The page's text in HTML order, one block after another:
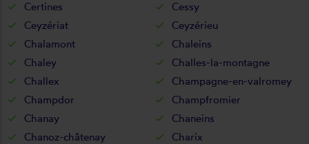
Certines
Cessy
Ceyzériat
Ceyzérieu
Chalamont
Chaleins
Chaley
Challes-la-montagne
Challex
Champagne-en-valromey
Champdor
Champfromier
Chanay
Chaneins
Chanoz-châtenay
Charix